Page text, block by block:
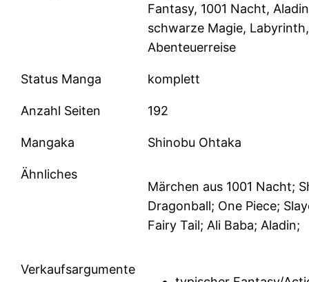
Fantasy, 1001 Nacht,
schwarze Magie,
Abenteuerreise
Status Manga komplett
Anzahl Seiten 192
Mangaka Shinobu Ohtaka
Ähnliches
Märchen aus 1001 Nacht;
Dragonball; One Piece;
Fairy Tail; Ali Baba; Aladin;
Verkaufsargumente